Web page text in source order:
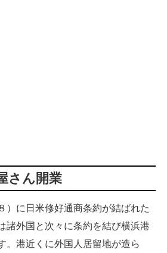
さん開業
に日米修好通商条約が結ばれた
諸外国と次々に条約を結び横浜港
。港近くに外国人居留地が造ら